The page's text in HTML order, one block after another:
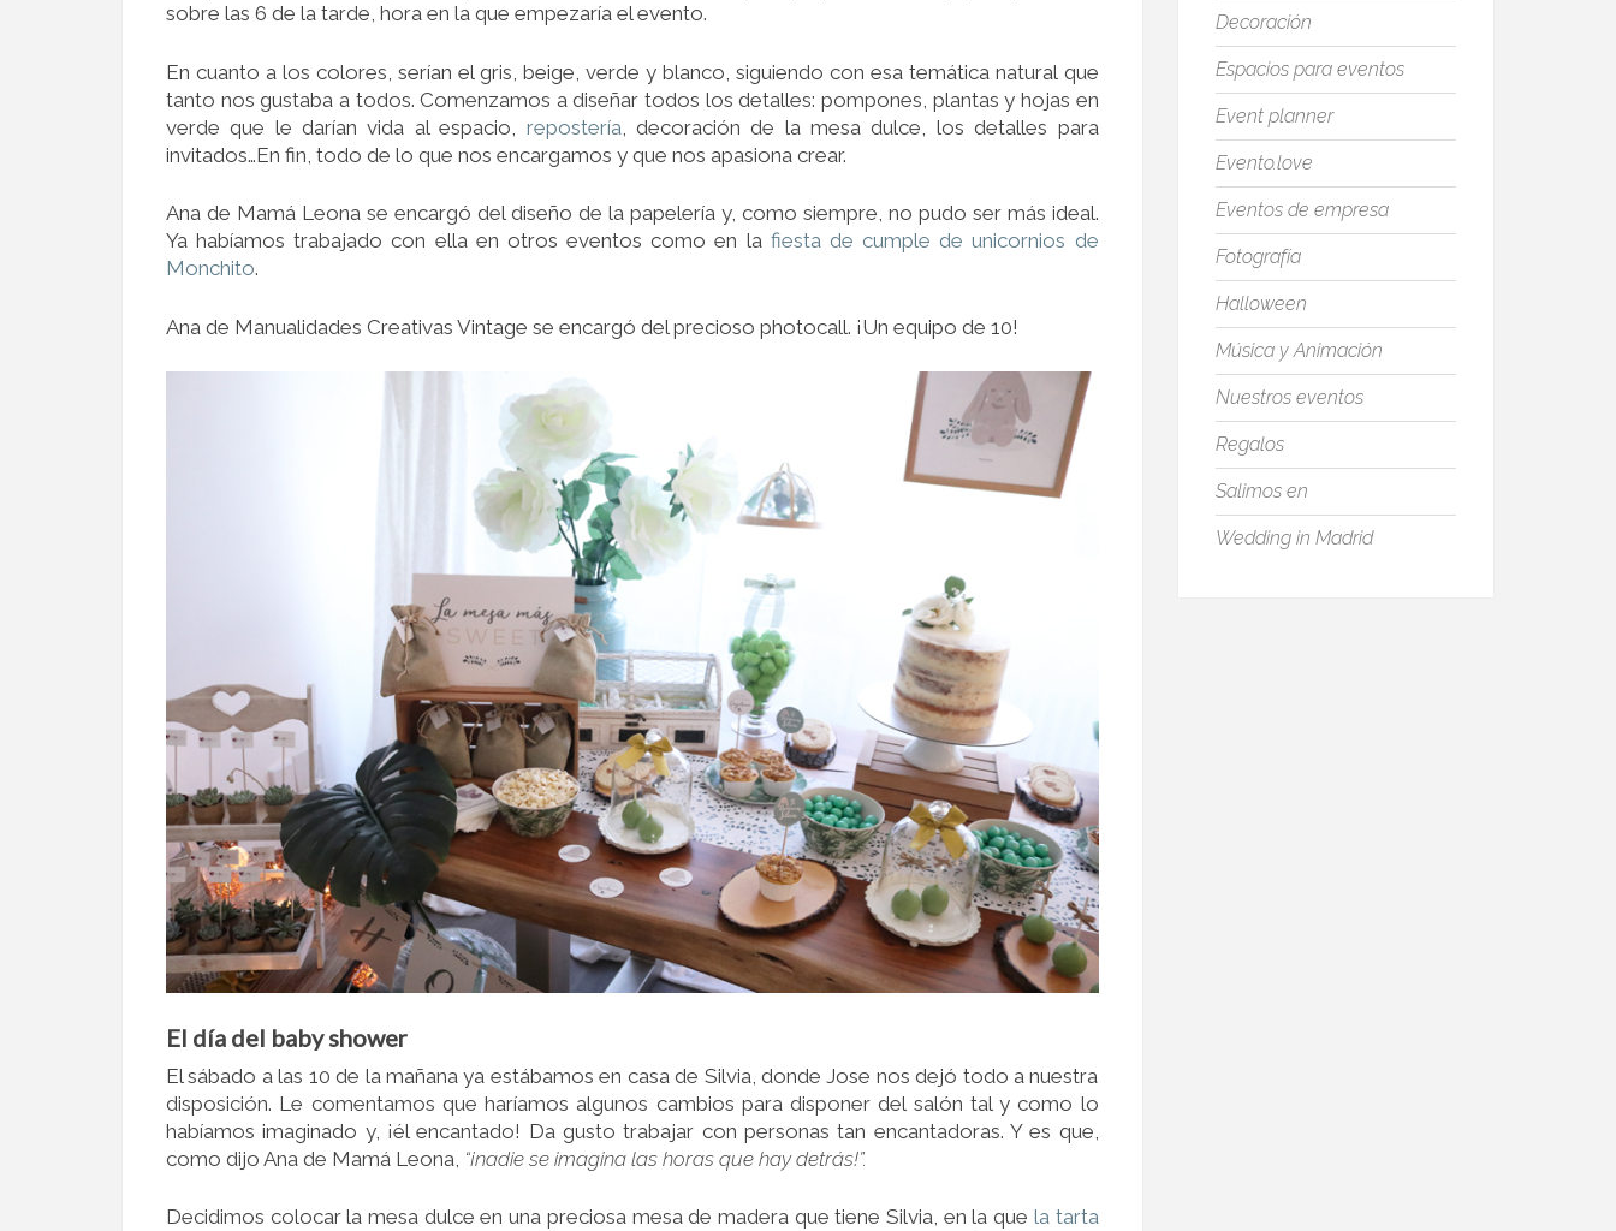
sobre las 6 de la tarde, hora en la que empezaría el evento.
En cuanto a los colores, serían el gris, beige, verde y blanco, siguiendo con esa temática natural que
tanto nos gustaba a todos. Comenzamos a diseñar todos los detalles: pompones, plantas y hojas en
verde que le darían vida al espacio, repostería , decoración de la mesa dulce, los detalles para
invitados…En fin, todo de lo que nos encargamos y que nos apasiona crear.
Ana de Mamá Leona se encargó del diseño de la papelería y, como siempre, no pudo ser más ideal.
Ya habíamos trabajado con ella en otros eventos como en la fiesta de cumple de unicornios de
Monchito.
Ana de Manualidades Creativas Vintage se encargó del precioso photocall. ¡Un equipo de 10!
El día del baby shower
El sábado a las 10 de la mañana ya estábamos en casa de Silvia, donde Jose nos dejó todo a nuestra
disposición. Le comentamos que haríamos algunos cambios para disponer del salón tal y como lo
habíamos imaginado y, ¡él encantado! Da gusto trabajar con personas tan encantadoras. Y es que,
como dijo Ana de Mamá Leona, “¡nadie se imagina las horas que hay detrás!”.
Decidimos colocar la mesa dulce en una preciosa mesa de madera que tiene Silvia, en la que la tarta
Decoración
Espacios para eventos
Event planner
Evento.love
Eventos de empresa
Fotografía
Halloween
Música y Animación
Nuestros eventos
Regalos
Salimos en
Wedding in Madrid